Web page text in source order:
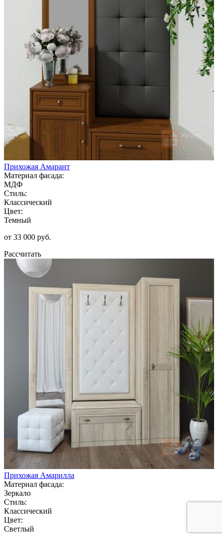
Прихожая Амарант
Материал фасада:
МДФ
Стиль:
Классический
Цвет:
Темный
от 33 000 руб.
Рассчитать
Прихожая Амарилла
Материал фасада:
Зеркало
Стиль:
Классический
Цвет:
Светлый